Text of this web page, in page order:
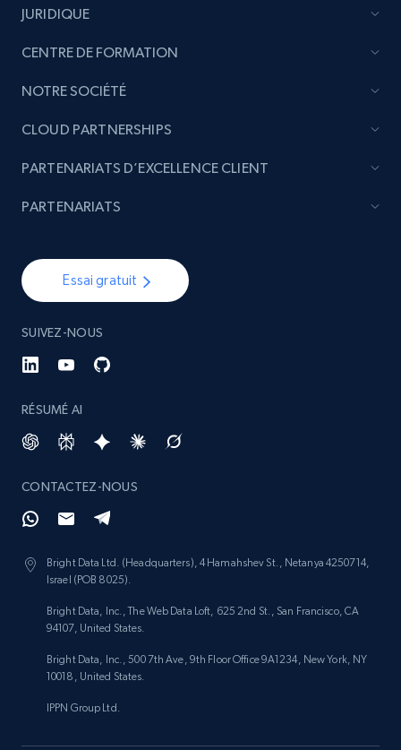
JURIDIQUE
CENTRE DE FORMATION
NOTRE SOCIÉTÉ
Essai gratuit
SUIVEZ-NOUS
RÉSUMÉ AI
CONTACTEZ-NOUS
Bright Data Ltd. (Headquarters), 4 Hamahshev St., Netanya 4250714,
Israel (POB 8025).
Bright Data, Inc., The Web Data Loft, 625 2nd St., San Francisco, CA
94107, United States.
Bright Data, Inc., 500 7th Ave, 9th Floor Office 9A1234, New York, NY
10018, United States.
IPPN Group Ltd.
CLOUD PARTNERSHIPS
PARTENARIATS D’EXCELLENCE CLIENT
PARTENARIATS